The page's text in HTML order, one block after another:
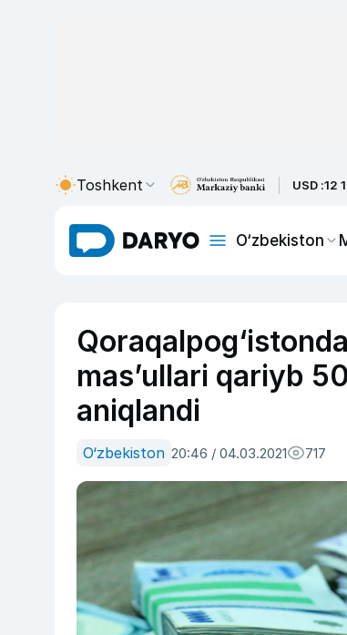
Toshkent USD :12
O‘zbekiston
mas’ullari qariyb
aniqlandi
O‘zbekiston 20:46 / 04.03.2021 717